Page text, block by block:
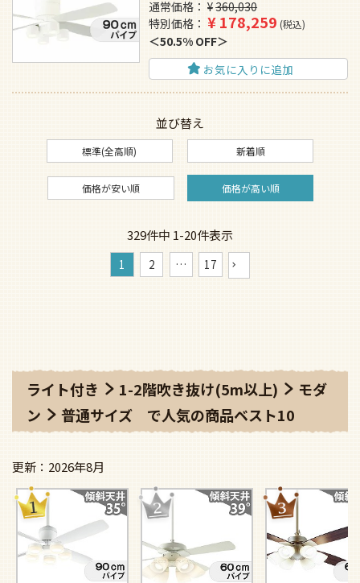
通常価格
¥360,030
特別価格
¥178,259 税込
50.5% OFF
お気に入りに追加
並び替え
標準(全高順) 新着順
価格が安い順 価格が高い順
329件中 1-20件表示
1 2 … 17
ライト付き 1-2階吹き抜け(5m以上)
モダ
ン
普通サイズ で人気の商品ベスト10
2026年8月